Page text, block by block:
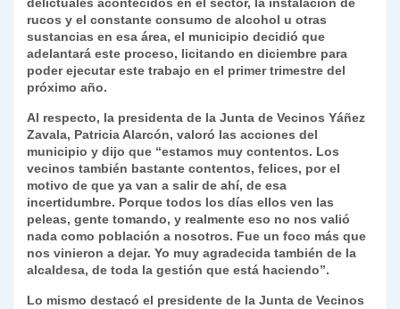
delictuales acontecidos en el sector, la instalación de
rucos y el constante consumo de alcohol u otras
sustancias en esa área, el municipio decidió que
adelantará este proceso, licitando en diciembre para
poder ejecutar este trabajo en el primer trimestre del
próximo año.
Al respecto, la presidenta de la Junta de Vecinos Yáñez
Zavala, Patricia Alarcón, valoró las acciones del
municipio y dijo que “estamos muy contentos. Los
vecinos también bastante contentos, felices, por el
motivo de que ya van a salir de ahí, de esa
incertidumbre. Porque todos los días ellos ven las
peleas, gente tomando, y realmente eso no nos valió
nada como población a nosotros. Fue un foco más que
nos vinieron a dejar. Yo muy agradecida también de la
alcaldesa, de toda la gestión que está haciendo”.
Lo mismo destacó el presidente de la Junta de Vecinos